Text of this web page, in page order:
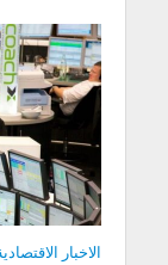
الاخبار